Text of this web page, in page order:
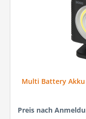
Multi Battery
Preis nach